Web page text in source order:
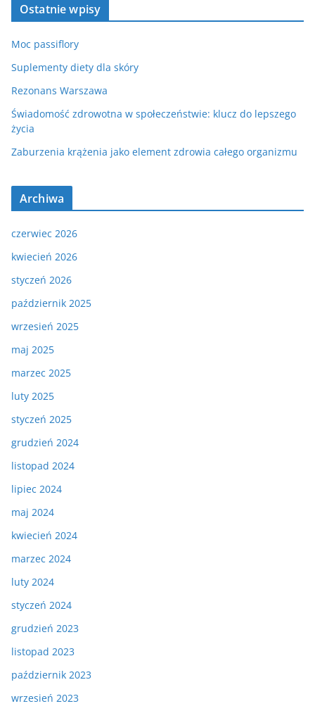
Ostatnie wpisy
Moc passiflory
Suplementy diety dla skóry
Rezonans Warszawa
Świadomość zdrowotna w społeczeństwie: klucz do lepszego
życia
Zaburzenia krążenia jako element zdrowia całego organizmu
Archiwa
czerwiec 2026
kwiecień 2026
styczeń 2026
październik 2025
wrzesień 2025
maj 2025
marzec 2025
luty 2025
styczeń 2025
grudzień 2024
listopad 2024
lipiec 2024
maj 2024
kwiecień 2024
marzec 2024
luty 2024
styczeń 2024
grudzień 2023
listopad 2023
październik 2023
wrzesień 2023